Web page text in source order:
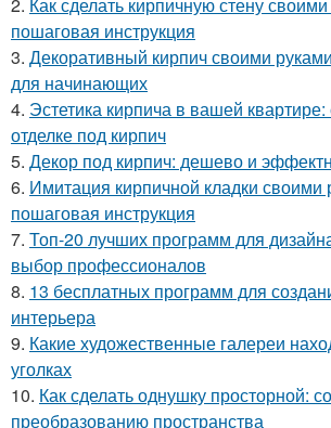
2. Как сделать кирпичную стену
пошаговая инструкция
3. Декоративный кирпич своими
для начинающих
4. Эстетика кирпича в вашей
отделке под кирпич
5. Декор под кирпич: дешево и
6. Имитация кирпичной кладки своими
пошаговая инструкция
7. Топ-20 лучших программ для
выбор профессионалов
8. 13 бесплатных программ для
интерьера
9. Какие художественные галереи
уголках
10. Как сделать однушку просторной:
преобразованию пространства